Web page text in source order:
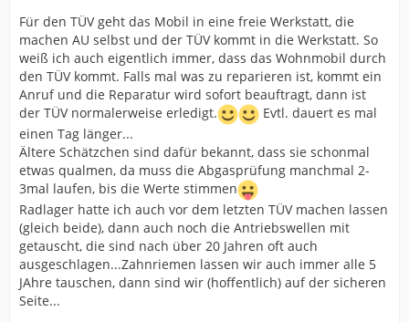
Für den TÜV geht das Mobil in eine freie Werkstatt, die
machen AU selbst und der TÜV kommt in die Werkstatt. So
weiß ich auch eigentlich immer, dass das Wohnmobil durch
den TÜV kommt. Falls mal was zu reparieren ist, kommt ein
Anruf und die Reparatur wird sofort beauftragt, dann ist
der TÜV normalerweise erledigt.
Evtl. dauert es mal
einen Tag länger...
Ältere Schätzchen sind dafür bekannt, dass sie schonmal
etwas qualmen, da muss die Abgasprüfung manchmal 2-
3mal laufen, bis die Werte stimmen
Radlager hatte ich auch vor dem letzten TÜV machen lassen
(gleich beide), dann auch noch die Antriebswellen mit
getauscht, die sind nach über 20 Jahren oft auch
ausgeschlagen...Zahnriemen lassen wir auch immer alle 5
JAhre tauschen, dann sind wir (hoffentlich) auf der sicheren
Seite...